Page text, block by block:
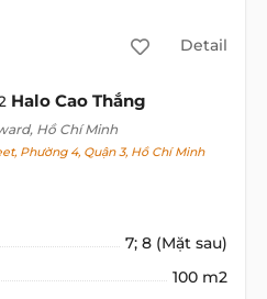
Detail
Halo Cao Thắng
Hồ Chí Minh
Phường 4, Quận 3, Hồ Chí Minh
7; 8 (Mặt sau)
100 m2